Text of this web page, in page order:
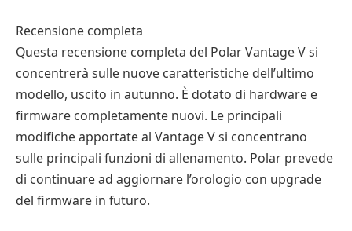
Recensione completa
Questa recensione completa del Polar Vantage V si
concentrerà sulle nuove caratteristiche dell’ultimo
modello, uscito in autunno. È dotato di hardware e
firmware completamente nuovi. Le principali
modifiche apportate al Vantage V si concentrano
sulle principali funzioni di allenamento. Polar prevede
di continuare ad aggiornare l’orologio con upgrade
del firmware in futuro.